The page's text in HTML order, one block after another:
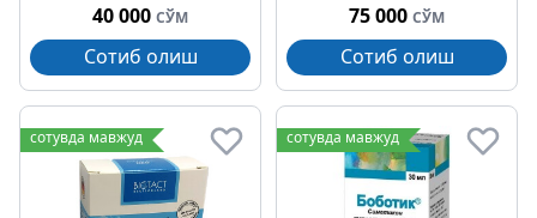
40 000 СЎМ
Сотиб олиш
75 000 СЎМ
Сотиб олиш
сотувда мавжуд сотувда мавжуд